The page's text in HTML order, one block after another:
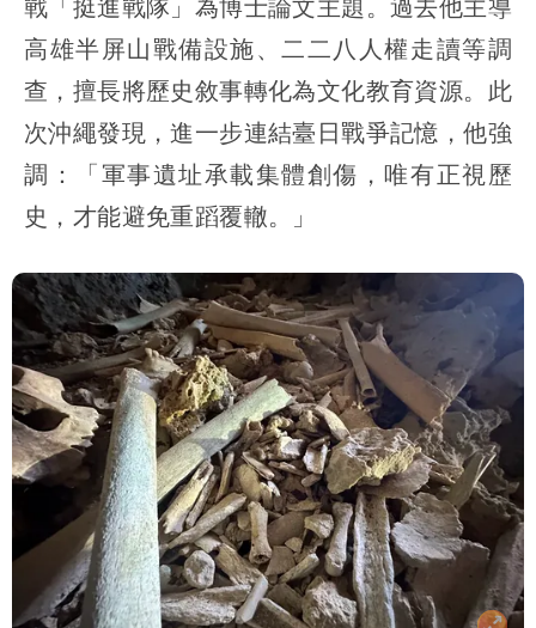
高雄半屏山戰備設施、二二八人權走讀等調
查，擅長將歷史敘事轉化為文化教育資源。此
次沖繩發現，進一步連結臺日戰爭記憶，他強
調：「軍事遺址承載集體創傷，唯有正視歷
史，才能避免重蹈覆轍。」